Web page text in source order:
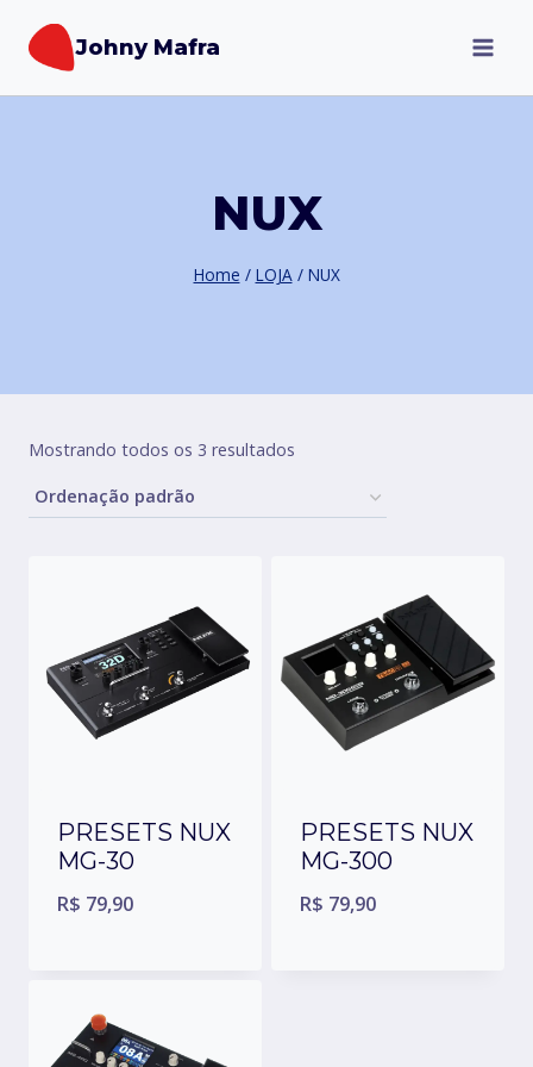
para
o
Johny Mafra
NUX
Home / LOJA / NUX
Mostrando todos os 3 resultados
PRESETS NUX
MG-30
R$ 79,90
PRESETS NUX
MG-300
R$ 79,90